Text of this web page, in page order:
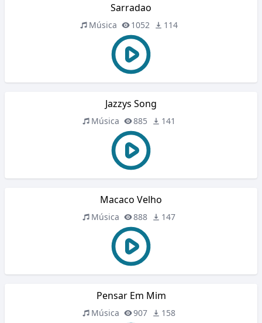
Sarradao
Música 1052 114
Jazzys Song
Música 885 141
Macaco Velho
Música 888 147
Pensar Em Mim
Música 907 158